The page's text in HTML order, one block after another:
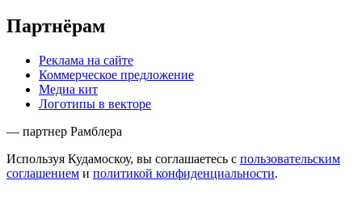
Партнёрам
Реклама на сайте
Коммерческое предложение
Медиа кит
Логотипы в векторе
— партнер Рамблера
Используя Кудамоскоу, вы соглашаетесь с пользовательским
соглашением и политикой конфиденциальности.